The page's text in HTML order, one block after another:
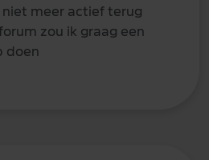
meer actief terug
zou ik graag een
doen